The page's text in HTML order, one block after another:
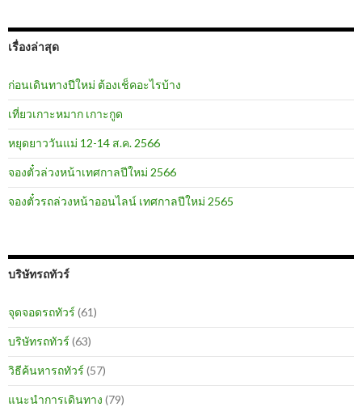
เรื่องล่าสุด
ก่อนเดินทางปีใหม่ ต้องเช็คอะไรบ้าง
เที่ยวเกาะหมาก เกาะกูด
หยุดยาววันแม่ 12-14 ส.ค. 2566
จองตั๋วล่วงหน้าเทศกาลปีใหม่ 2566
จองตั๋วรถล่วงหน้าออนไลน์ เทศกาลปีใหม่ 2565
บริษัทรถทัวร์
จุดจอดรถทัวร์ (61)
บริษัทรถทัวร์ (63)
วิธีค้นหารถทัวร์ (57)
แนะนำการเดินทาง (79)